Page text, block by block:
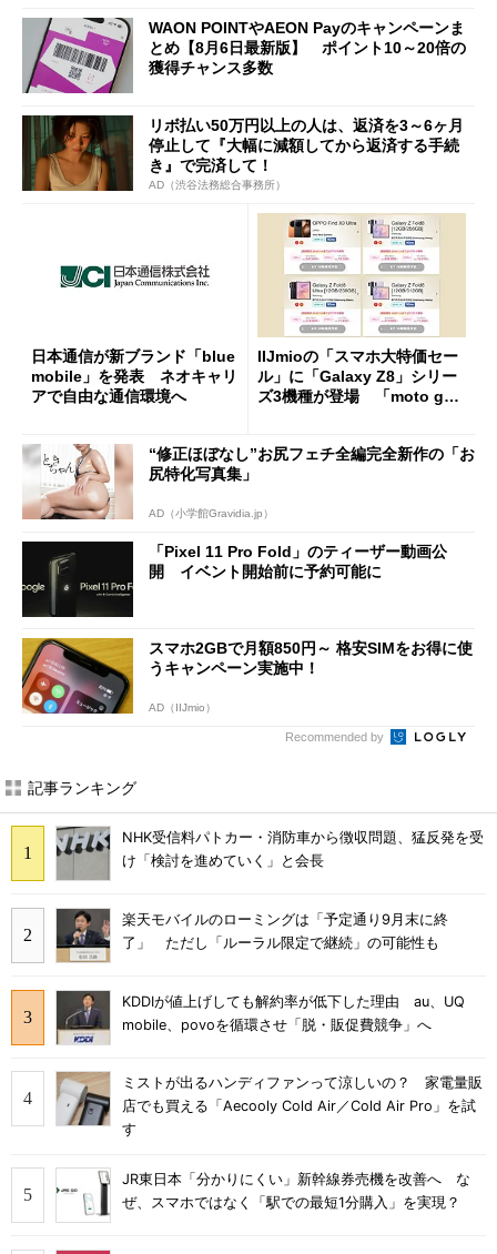
WAON POINTやAEON Payのキャンペーンま
とめ【8月6日最新版】 ポイント10～20倍の
獲得チャンス多数
リボ払い50万円以上の人は、返済を3～6ヶ月
停止して『大幅に減額してから返済する手続
き』で完済して！
AD（渋谷法務総合事務所）
日本通信が新ブランド「blue
mobile」を発表 ネオキャリ
アで自由な通信環境へ
IIJmioの「スマホ大特価セー
ル」に「Galaxy Z8」シリー
ズ3機種が登場 「moto g37
“修正ほぼなし”お尻フェチ全編完全新作の「お
尻特化写真集」
AD（小学館Gravidia.jp）
「Pixel 11 Pro Fold」のティーザー動画公
開 イベント開始前に予約可能に
スマホ2GBで月額850円～ 格安SIMをお得に使
うキャンペーン実施中！
AD（IIJmio）
Recommended by
記事ランキング
NHK受信料パトカー・消防車から徴収問題、猛反発を受
け「検討を進めていく」と会長
楽天モバイルのローミングは「予定通り9月末に終
了」 ただし「ルーラル限定で継続」の可能性も
KDDIが値上げしても解約率が低下した理由 au、UQ
mobile、povoを循環させ「脱・販促費競争」へ
ミストが出るハンディファンって涼しいの？ 家電量販
店でも買える「Aecooly Cold Air／Cold Air Pro」を試
す
JR東日本「分かりにくい」新幹線券売機を改善へ な
ぜ、スマホではなく「駅での最短1分購入」を実現？